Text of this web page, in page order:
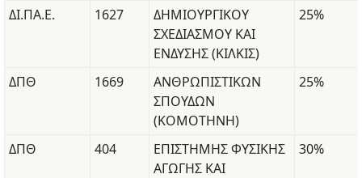
ΔΙ.ΠΑ.Ε. 1627
ΔΗΜΙΟΥΡΓΙΚΟΥ
ΣΧΕΔΙΑΣΜΟΥ ΚΑΙ
ΕΝΔΥΣΗΣ (ΚΙΛΚΙΣ)
25%
ΔΠΘ 1669
ΑΝΘΡΩΠΙΣΤΙΚΩΝ
ΣΠΟΥΔΩΝ
(ΚΟΜΟΤΗΝΗ)
25%
ΔΠΘ 404
ΕΠΙΣΤΗΜΗΣ ΦΥΣΙΚΗΣ
ΑΓΩΓΗΣ ΚΑΙ
30%